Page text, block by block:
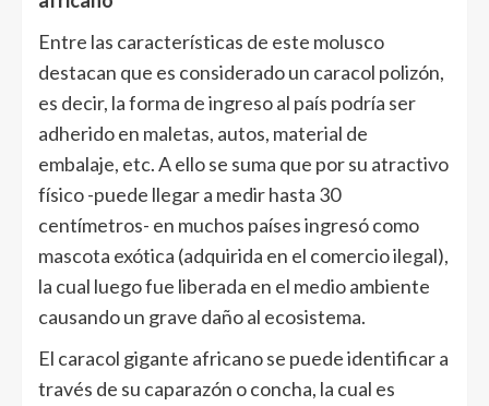
Entre las características de este molusco
destacan que es considerado un caracol polizón,
es decir, la forma de ingreso al país podría ser
adherido en maletas, autos, material de
embalaje, etc. A ello se suma que por su atractivo
físico -puede llegar a medir hasta 30
centímetros- en muchos países ingresó como
mascota exótica (adquirida en el comercio ilegal),
la cual luego fue liberada en el medio ambiente
causando un grave daño al ecosistema.
El caracol gigante africano se puede identificar a
través de su caparazón o concha, la cual es